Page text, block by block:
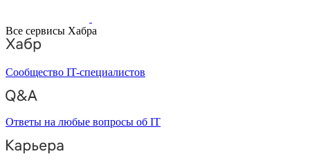
Все сервисы Хабра
Сообщество IT-специалистов
Ответы на любые вопросы об IT